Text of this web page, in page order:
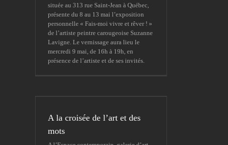
située au 313 rue Saint-Jean à Québec,
présente du 8 au 13 mai l’exposition
personnelle « Fais-moi vivre et rêver ! »
de l’artiste peintre carougeoise Suzanne
Lavigne. Le vernissage aura lieu le
mercredi 9 mai, de 16h à 19h, en
présence de l’artiste et de ses invités.
A la croisée de l’art et des
mots